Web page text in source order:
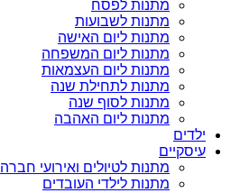
מתנות לפסח
מתנות לשבועות
מתנות ליום האישה
מתנות ליום המשפחה
מתנות ליום העצמאות
מתנות לתחילת שנה
מתנות לסוף שנה
מתנות ליום האהבה
ילדים
עיסקיים
מתנות לטיולים ואירועי חברה
מתנות לילדי העובדים